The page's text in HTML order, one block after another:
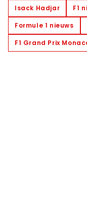
Isack Hadjar F1
Formule 1 nieuws
F1 Grand Prix